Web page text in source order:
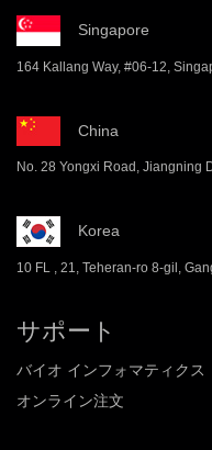
Singapore
164 Kallang Way, #06-12,
China
No. 28 Yongxi Road, Jiangning
Korea
10 FL , 21, Teheran-ro 8-gil,
サポート
バイオ インフォマティク
オンライン注文